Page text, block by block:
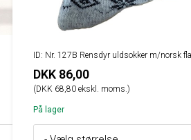
ID: Nr. 127B Rensdyr uldsokker m/norsk
DKK 86,00
(DKK 68,80 ekskl. moms.)
På lager